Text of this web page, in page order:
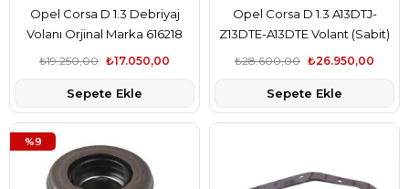
Opel Corsa D 1.3 Debriyaj
Volanı Orjinal Marka 616218
₺17.050,00
₺19.250,00
Sepete Ekle
Opel Corsa D 1.3 A13DTJ-
Z13DTE-A13DTE Volant (Sabit)
Orjinal Marka 616219
₺26.950,00
₺28.600,00
Sepete Ekle
%9